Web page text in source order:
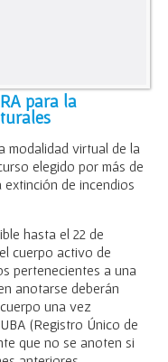
para la
modalidad virtual de la
elegido por más de
extinción de incendios
hasta el 22 de
cuerpo activo de
pertenecientes a una
anotarse deberán
una vez
(Registro Único de
que no se anoten si